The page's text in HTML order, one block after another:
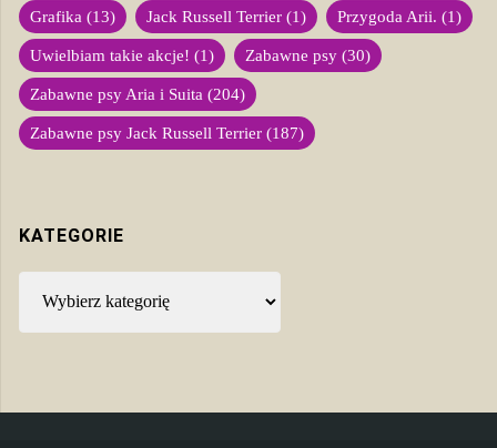
Grafika (13) Jack Russell Terrier (1) Przygoda Arii. (1)
Uwielbiam takie akcje! (1) Zabawne psy (30)
Zabawne psy Aria i Suita (204)
Zabawne psy Jack Russell Terrier (187)
KATEGORIE